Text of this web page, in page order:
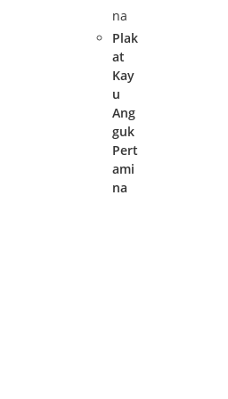
Plak
at
Kay
u
Ang
guk
Pert
ami
na